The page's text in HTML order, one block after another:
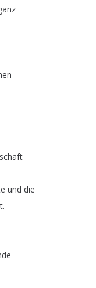
und die
.